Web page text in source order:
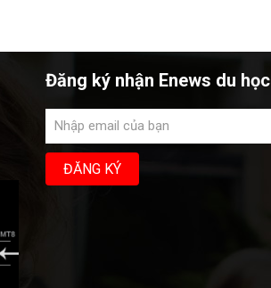
Đăng ký nhận Enews du học